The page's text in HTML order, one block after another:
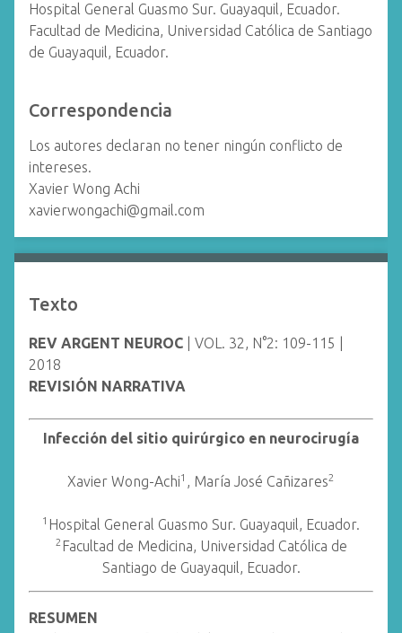
Hospital General Guasmo Sur. Guayaquil, Ecuador.
Facultad de Medicina, Universidad Católica de Santiago
de Guayaquil, Ecuador.
Correspondencia
Los autores declaran no tener ningún conflicto de
intereses.
Xavier Wong Achi
xavierwongachi@gmail.com
Texto
REV ARGENT NEUROC | VOL. 32, N°2: 109-115 |
2018
REVISIÓN NARRATIVA
Infección del sitio quirúrgico en neurocirugía
Xavier Wong-Achi1 , María José Cañizares2
1 Hospital General Guasmo Sur. Guayaquil, Ecuador.
2 Facultad de Medicina, Universidad Católica de
Santiago de Guayaquil, Ecuador.
RESUMEN